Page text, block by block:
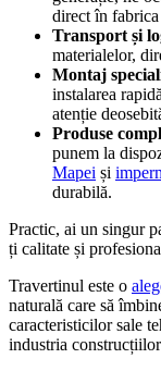
direct în fabrica
Transport și
materialelor,
Montaj
instalarea
atenție
Produse
punem la
Mapei și
durabilă.
Practic, ai un singur
ți calitate și
Travertinul este o
naturală care să
caracteristicilor sale
industria